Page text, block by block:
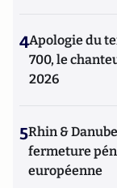
4Apologie du
700, le
2026
5Rhin &
fermeture
européenne